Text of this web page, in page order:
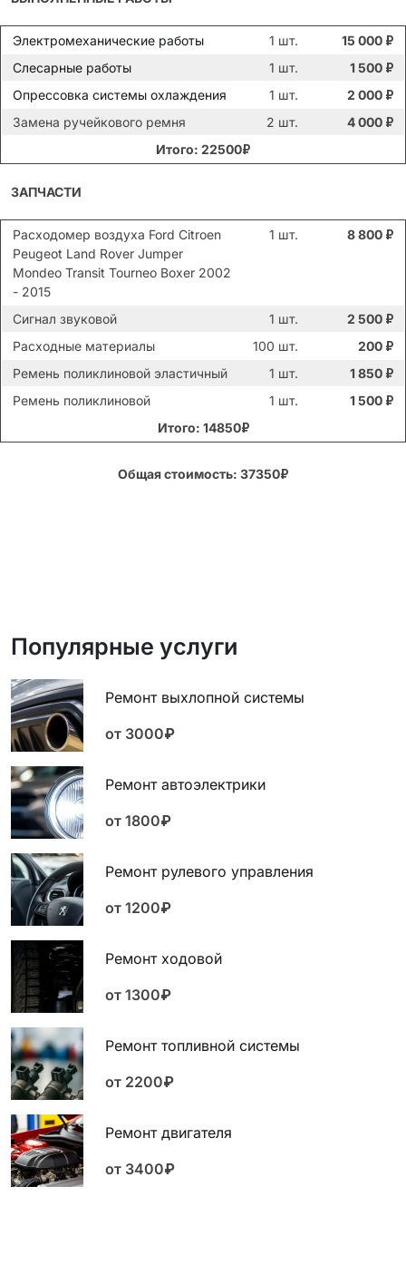
Электромеханические работы 1 шт. 15 000 ₽
Слесарные работы
1 шт. 1 500 ₽
Опрессовка системы охлаждения
1 шт. 2 000 ₽
Замена ручейкового ремня
2 шт. 4 000 ₽
Итого: 22500₽
ЗАПЧАСТИ
Расходомер воздуха Ford Citroen
Peugeot Land Rover Jumper
Mondeo Transit Tourneo Boxer 2002
- 2015
1 шт. 8 800 ₽
Сигнал звуковой 1 шт. 2 500 ₽
Расходные материалы
100 шт. 200 ₽
Ремень поликлиновой эластичный
1 шт. 1 850 ₽
Ремень поликлиновой
1 шт. 1 500 ₽
Итого: 14850₽
Общая стоимость: 37350₽
Популярные услуги
Ремонт выхлопной системы
от 3000₽
Ремонт автоэлектрики
от 1800₽
Ремонт рулевого управления
от 1200₽
Ремонт ходовой
от 1300₽
Ремонт топливной системы
от 2200₽
Ремонт двигателя
от 3400₽